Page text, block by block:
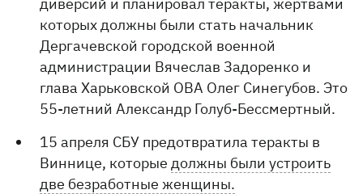
которых должны были стать начальник
Дергачевской городской военной
администрации Вячеслав Задоренко и
глава Харьковской ОВА Олег Синегубов. Это
55-летний Александр Голуб-Бессмертный.
15 апреля СБУ предотвратила теракты в
Виннице, которыедолжны были устроить
две безработные женщины.